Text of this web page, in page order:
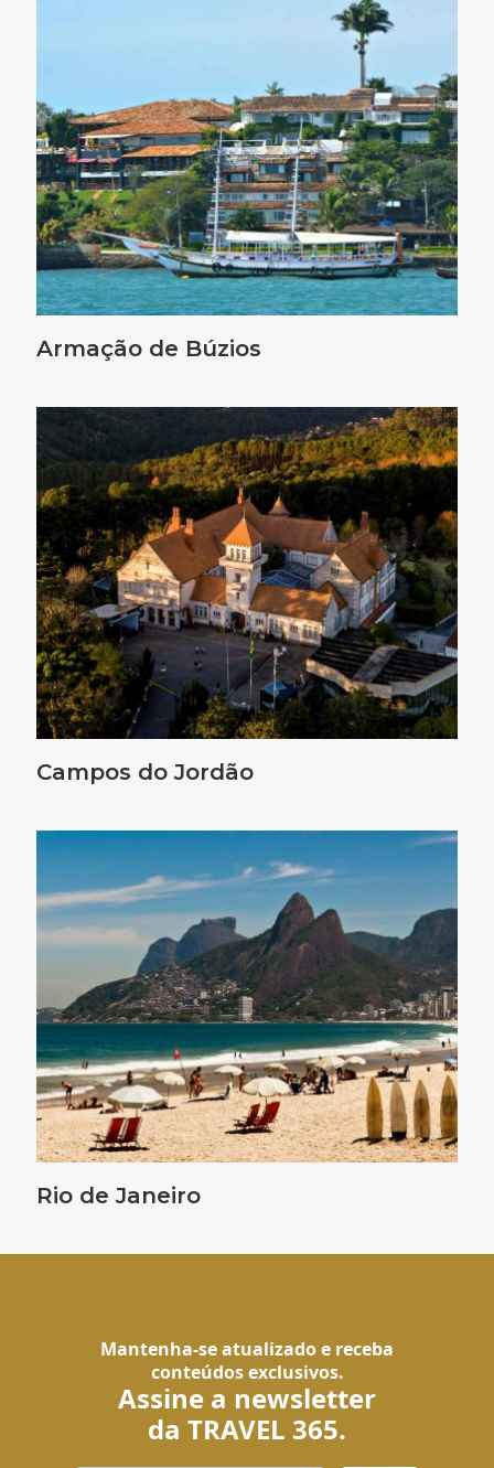
Armação de Búzios
Campos do Jordão
Rio de Janeiro
Mantenha-se atualizado e receba
conteúdos exclusivos.
Assine a newsletter
da TRAVEL 365.